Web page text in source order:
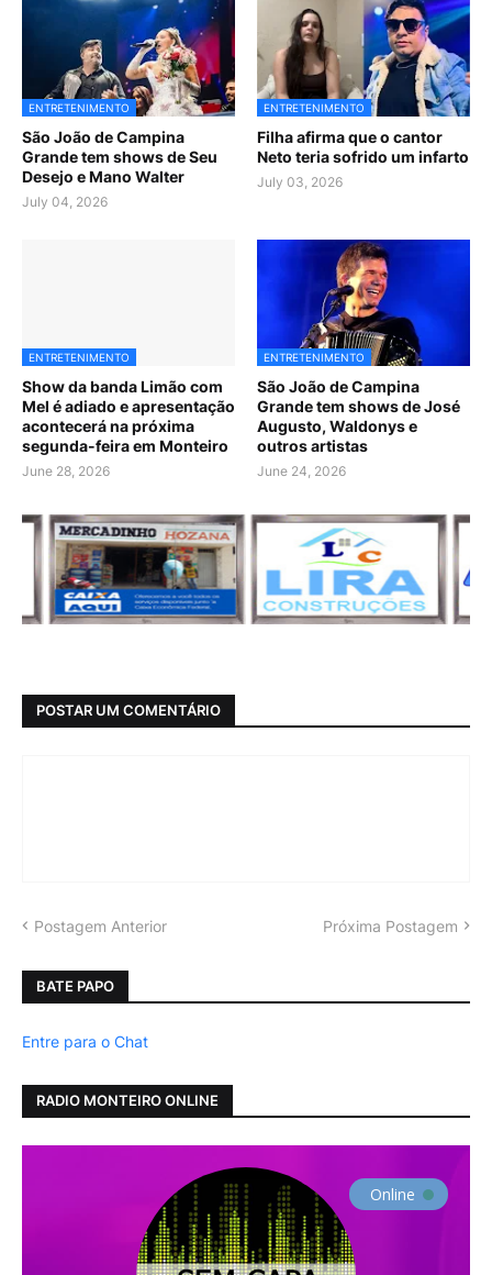
ENTRETENIMENTO
São João de Campina
Grande tem shows de Seu
Desejo e Mano Walter
July 04, 2026
ENTRETENIMENTO
Filha afirma que o cantor
Neto teria sofrido um infarto
July 03, 2026
ENTRETENIMENTO
Show da banda Limão com
Mel é adiado e apresentação
acontecerá na próxima
segunda-feira em Monteiro
June 28, 2026
ENTRETENIMENTO
São João de Campina
Grande tem shows de José
Augusto, Waldonys e
outros artistas
June 24, 2026
POSTAR UM COMENTÁRIO
Postagem Anterior Próxima Postagem
BATE PAPO
Entre para o Chat
RADIO MONTEIRO ONLINE